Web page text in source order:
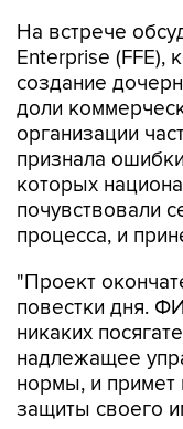
На встрече
Enterprise (FFE),
создание
доли
организации
признала
которых
почувствовали
процесса, и
"Проект
повестки дня.
никаких
надлежащее
нормы, и
защиты своего